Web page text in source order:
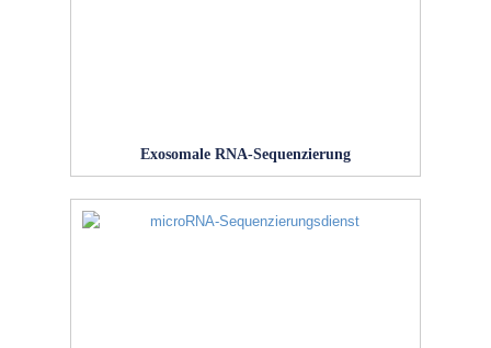
Exosomale RNA-Sequenzierung